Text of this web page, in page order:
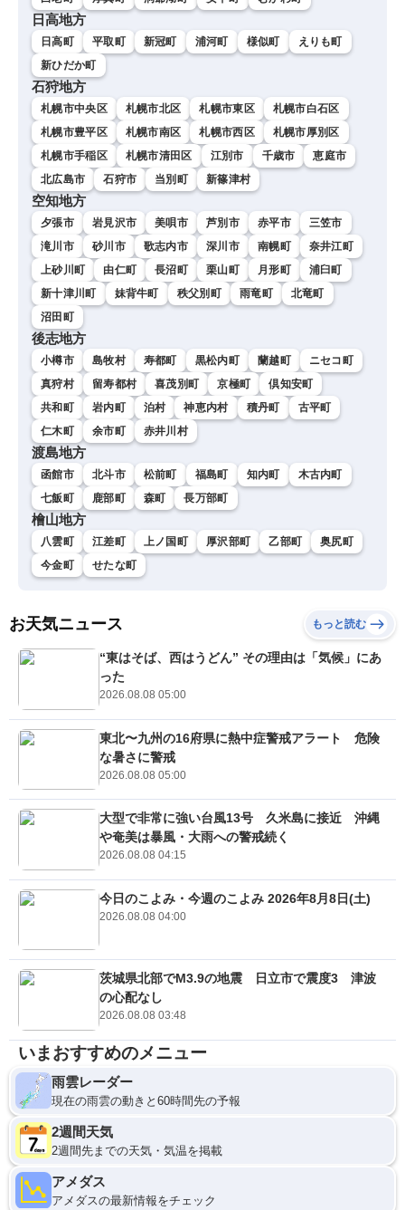
日高地方
日高町 平取町 新冠町 浦河町 様似町
えりも町
新ひだか町
石狩地方
札幌市中央区 札幌市北区 札幌市東区
札幌市白石区
札幌市豊平区
札幌市南区 札幌市西区
札幌市厚別区
札幌市手稲区
札幌市清田区 江別市 千歳市
恵庭市
北広島市
石狩市 当別町 新篠津村
空知地方
夕張市 岩見沢市 美唄市 芦別市 赤平市
三笠市
滝川市
砂川市 歌志内市 深川市 南幌町
奈井江町
上砂川町
由仁町 長沼町 栗山町 月形町
浦臼町
新十津川町
妹背牛町 秩父別町 雨竜町
北竜町
沼田町
後志地方
小樽市 島牧村 寿都町 黒松内町 蘭越町
ニセコ町
真狩村
留寿都村 喜茂別町 京極町
倶知安町
共和町
岩内町 泊村 神恵内村 積丹町
古平町
仁木町
余市町 赤井川村
渡島地方
函館市 北斗市 松前町 福島町 知内町
木古内町
七飯町
鹿部町 森町 長万部町
檜山地方
八雲町 江差町 上ノ国町 厚沢部町 乙部町
奥尻町
今金町
せたな町
お天気ニュース もっと読む
“東はそば、西はうどん” その理由は「気候」にあ
った
2026.08.08 05:00
東北〜九州の16府県に熱中症警戒アラート 危険
な暑さに警戒
2026.08.08 05:00
大型で非常に強い台風13号 久米島に接近 沖縄
や奄美は暴風・大雨への警戒続く
2026.08.08 04:15
今日のこよみ・今週のこよみ 2026年8月8日(土)
2026.08.08 04:00
茨城県北部でM3.9の地震 日立市で震度3 津波
の心配なし
2026.08.08 03:48
いまおすすめのメニュー
雨雲レーダー
現在の雨雲の動きと60時間先の予報
2週間天気
2週間先までの天気・気温を掲載
アメダス
アメダスの最新情報をチェック